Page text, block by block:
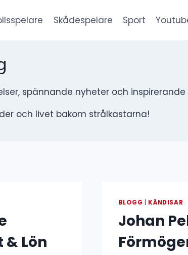
Skådespelare Sport
spännande nyheter och inspirerande
och livet bakom strålkastarna!
Lön
BLOGG KÄNDISAR
Johan